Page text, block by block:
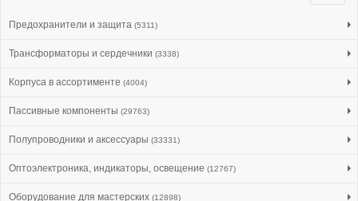
Предохранители и защита (5311)
Трансформаторы и сердечники (3338)
Корпуса в ассортименте (4004)
Пассивные компоненты (29763)
Полупроводники и аксессуары (33331)
Оптоэлектроника, индикаторы, освещение (12767)
Оборудование для мастерских (12898)